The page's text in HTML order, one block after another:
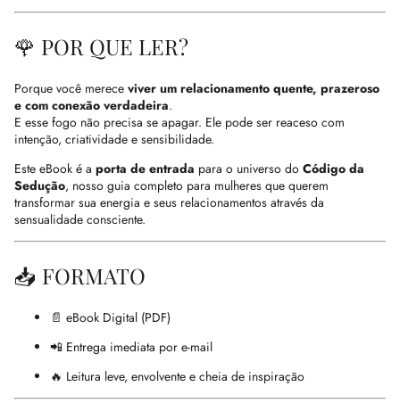
🌹 POR QUE LER?
Porque você merece viver um relacionamento quente, prazeroso
e com conexão verdadeira.
E esse fogo não precisa se apagar. Ele pode ser reaceso com
intenção, criatividade e sensibilidade.
Este eBook é a porta de entrada para o universo do Código da
Sedução, nosso guia completo para mulheres que querem
transformar sua energia e seus relacionamentos através da
sensualidade consciente.
📥 FORMATO
📄 eBook Digital (PDF)
📲 Entrega imediata por e-mail
🔥 Leitura leve, envolvente e cheia de inspiração